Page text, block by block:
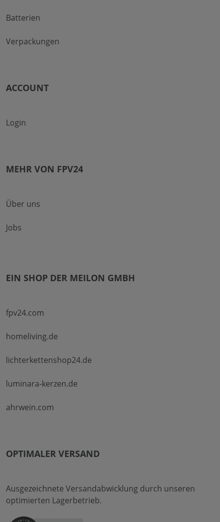
Batterien
Verpackungen
ACCOUNT
Login
MEHR VON FPV24
Über uns
Jobs
EIN SHOP DER MEILON GMBH
fpv24.com
homeliving.de
lichterkettenshop24.de
luminara-kerzen.de
ahrwein.com
OPTIMALER VERSAND
Ausgezeichnete Versandabwicklung durch unseren
optimierten Lagerbetrieb.